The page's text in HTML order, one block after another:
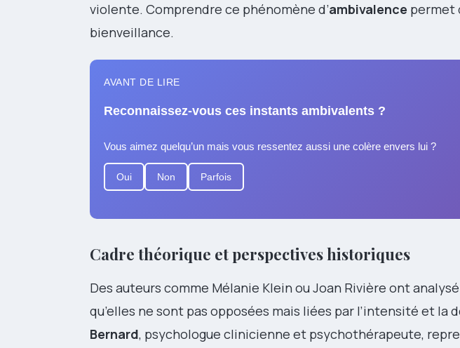
violente. Comprendre ce phénomène d’ambivalence permet
bienveillance.
AVANT DE LIRE
Reconnaissez-vous ces instants ambivalents ?
Vous aimez quelqu’un mais vous ressentez aussi une colère envers lui ?
Oui Non Parfois
Cadre théorique et perspectives historiques
Des auteurs comme Mélanie Klein ou Joan Rivière ont
qu’elles ne sont pas opposées mais liées par l’intensité et la
Bernard, psychologue clinicienne et psychothérapeute,